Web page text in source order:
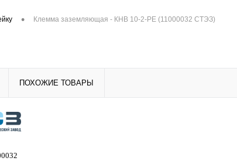
• Клемма заземляющая - КНВ 10-2-PE (11000032 СТЭЗ)
ПОХОЖИЕ ТОВАРЫ